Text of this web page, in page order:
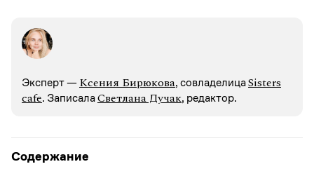
Эксперт —Ксения Бирюкова, совладелицаSisters
cafe. ЗаписалaСветлана Дучак, редактор.
Содержание